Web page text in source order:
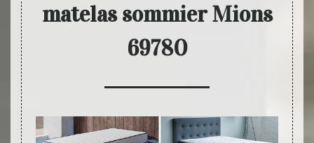
matelas sommier Mions
69780